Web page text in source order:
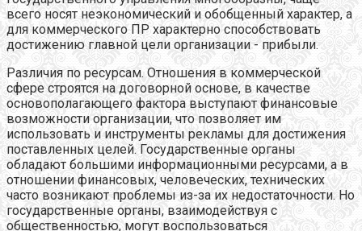
всего носят неэкономический и обобщенный характер, а
для коммерческого ПР характерно способствовать
достижению главной цели организации - прибыли.
Различия по ресурсам. Отношения в коммерческой
сфере строятся на договорной основе, в качестве
основополагающего фактора выступают финансовые
возможности организации, что позволяет им
использовать и инструменты рекламы для достижения
поставленных целей. Государственные органы
обладают большими информационными ресурсами, а в
отношении финансовых, человеческих, технических
часто возникают проблемы из-за их недостаточности. Но
государственные органы, взаимодействуя с
общественностью, могут воспользоваться